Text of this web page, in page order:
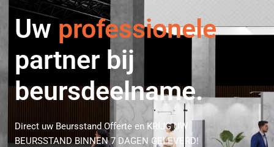
Uw strategische
partner bij
beursdeelname.
Direct uw Beursstand Offerte en KRIJG UW
BEURSSTAND BINNEN 7 DAGEN GELEVERD!